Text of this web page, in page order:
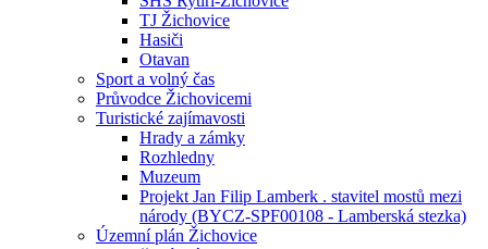
TJ Žichovice
Hasiči
Otavan
Sport a volný čas
Průvodce Žichovicemi
Turistické zajímavosti
Hrady a zámky
Rozhledny
Muzeum
Projekt Jan Filip Lamberk . stavitel mostů mezi
národy (BYCZ-SPF00108 - Lamberská stezka)
Územní plán Žichovice